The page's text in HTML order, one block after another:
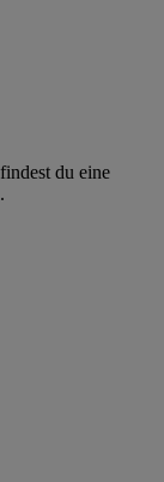
du eine